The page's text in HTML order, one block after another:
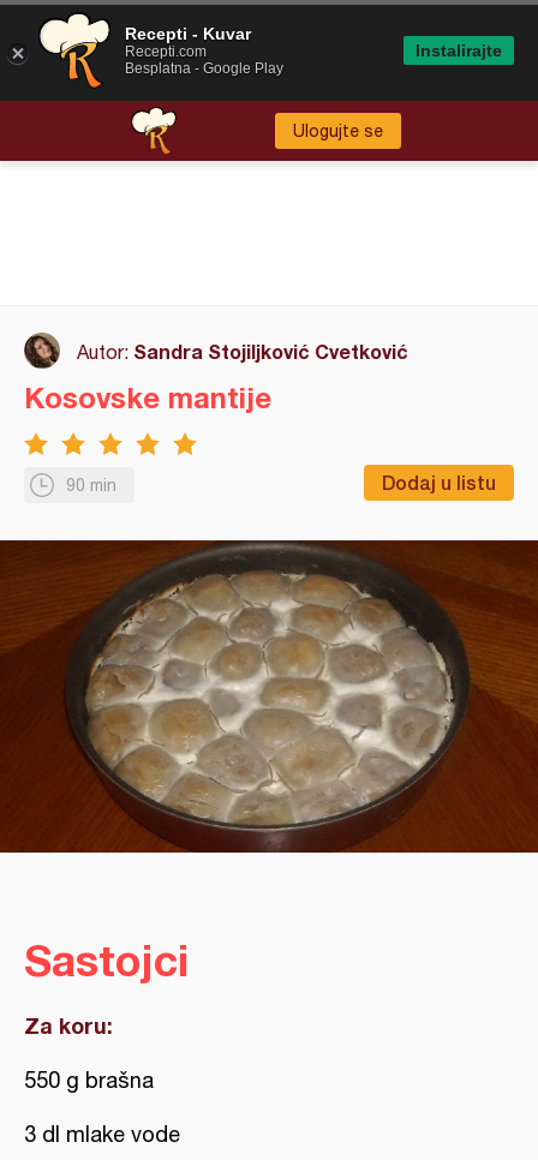
Ulogujte se
Autor: Sandra Stojiljković Cvetković
90 min Dodaj u listu
Kosovske mantije
Sastojci
Za koru:
550 g brašna
3 dl mlake vode
Recepti - Kuvar
Recepti.com
Besplatna - Google Play
Instalirajte